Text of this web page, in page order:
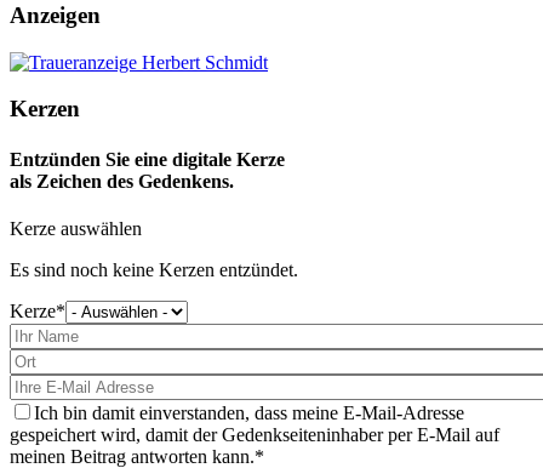
Anzeigen
Kerzen
Entzünden Sie eine digitale Kerze
als Zeichen des Gedenkens.
Kerze auswählen
Es sind noch keine Kerzen entzündet.
Kerze
wählen
Sie
aus
Ich bin damit einverstanden, dass meine E-Mail-Adresse
gespeichert wird, damit der Gedenkseiteninhaber per E-Mail auf
meinen Beitrag antworten kann.